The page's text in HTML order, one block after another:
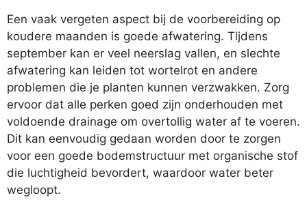
Een vaak vergeten aspect bij de voorbereiding op
koudere maanden is goede afwatering. Tijdens
september kan er veel neerslag vallen, en slechte
afwatering kan leiden tot wortelrot en andere
problemen die je planten kunnen verzwakken. Zorg
ervoor dat alle perken goed zijn onderhouden met
voldoende drainage om overtollig water af te voeren.
Dit kan eenvoudig gedaan worden door te zorgen
voor een goede bodemstructuur met organische stof
die luchtigheid bevordert, waardoor water beter
wegloopt.